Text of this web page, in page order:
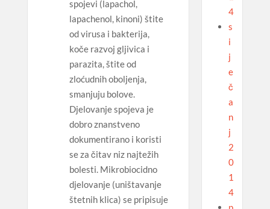
spojevi (lapachol,
lapachenol, kinoni) štite
od virusa i bakterija,
koče razvoj gljivica i
parazita, štite od
zloćudnih oboljenja,
smanjuju bolove.
Djelovanje spojeva je
dobro znanstveno
dokumentirano i koristi
se za čitav niz najtežih
bolesti. Mikrobiocidno
djelovanje (uništavanje
štetnih klica) se pripisuje
4
s
i
j
e
č
a
n
j
2
0
1
4